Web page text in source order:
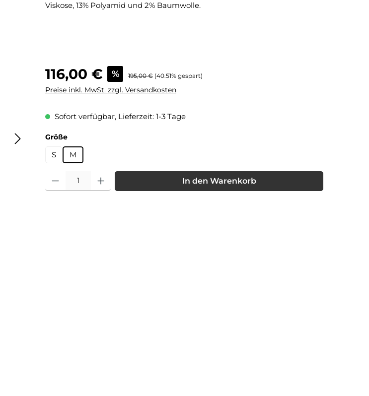
Viskose, 13% Polyamid und 2% Baumwolle.
Verkaufspreis:
116,00 € % Regulärer Preis:
195,00 € (40.51% gespart)
Preise inkl. MwSt. zzgl. Versandkosten
Sofort verfügbar, Lieferzeit: 1-3 Tage
Größeauswählen
S M
Produkt Anzahl: Gib den gewünschten Wert ein oder benutze die Schaltflächen um die
In den Warenkorb